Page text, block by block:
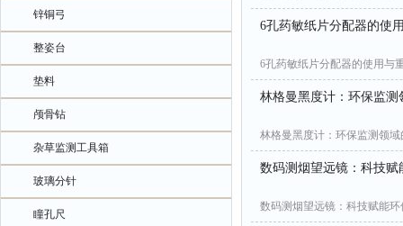
锌铜弓
整姿台
垫料
颅骨钻
杂草监测工具箱
玻璃分针
瞳孔尺
6孔药敏纸片分配器的使
6孔药敏纸片分配器的使用与
林格曼黑度计：环保监测
林格曼黑度计：环保监测领域
数码测烟望远镜：科技
数码测烟望远镜：科技赋能